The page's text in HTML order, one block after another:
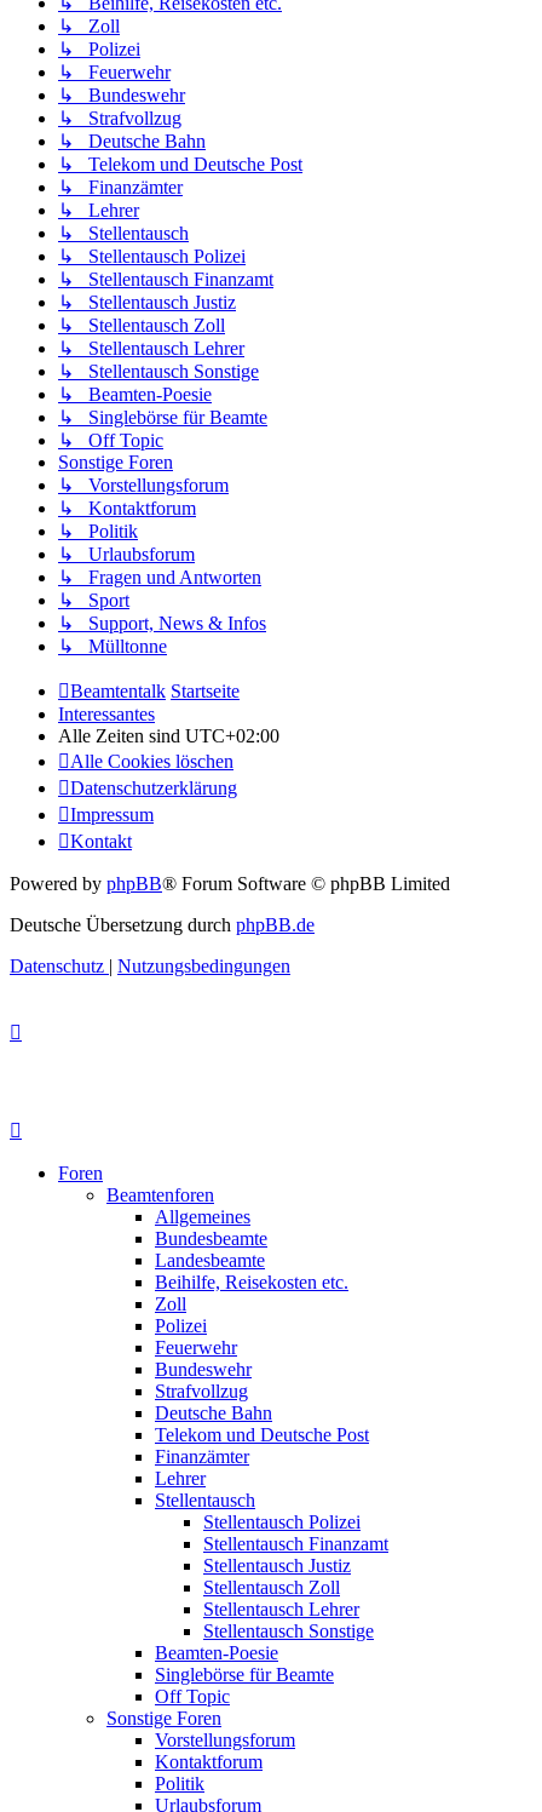
↳ Zoll
↳ Polizei
↳ Feuerwehr
↳ Bundeswehr
↳ Strafvollzug
↳ Deutsche Bahn
↳ Telekom und Deutsche Post
↳ Finanzämter
↳ Lehrer
↳ Stellentausch
↳ Stellentausch Polizei
↳ Stellentausch Finanzamt
↳ Stellentausch Justiz
↳ Stellentausch Zoll
↳ Stellentausch Lehrer
↳ Stellentausch Sonstige
↳ Beamten-Poesie
↳ Singlebörse für Beamte
↳ Off Topic
Sonstige Foren
↳ Vorstellungsforum
↳ Kontaktforum
↳ Politik
↳ Urlaubsforum
↳ Fragen und Antworten
↳ Sport
↳ Support, News & Infos
↳ Mülltonne
Beamtentalk Startseite
Interessantes
Alle Zeiten sind UTC+02:00
Alle Cookies löschen
Datenschutzerklärung
Impressum
Kontakt
Powered by phpBB® Forum Software © phpBB Limited
Deutsche Übersetzung durch phpBB.de
Datenschutz | Nutzungsbedingungen
Foren
Beamtenforen
Allgemeines
Bundesbeamte
Landesbeamte
Beihilfe, Reisekosten etc.
Zoll
Polizei
Feuerwehr
Bundeswehr
Strafvollzug
Deutsche Bahn
Telekom und Deutsche Post
Finanzämter
Lehrer
Stellentausch
Stellentausch Polizei
Stellentausch Finanzamt
Stellentausch Justiz
Stellentausch Zoll
Stellentausch Lehrer
Stellentausch Sonstige
Beamten-Poesie
Singlebörse für Beamte
Off Topic
Sonstige Foren
Vorstellungsforum
Kontaktforum
Politik
Urlaubsforum